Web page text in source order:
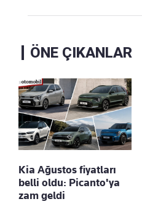
ÖNE ÇIKANLAR
Kia Ağustos fiyatları
belli oldu: Picanto'ya
zam geldi